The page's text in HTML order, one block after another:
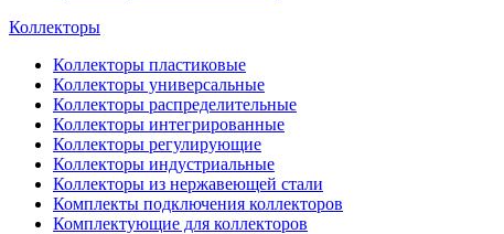
Коллекторы
Коллекторы пластиковые
Коллекторы универсальные
Коллекторы распределительные
Коллекторы интегрированные
Коллекторы регулирующие
Коллекторы индустриальные
Коллекторы из нержавеющей стали
Комплекты подключения коллекторов
Комплектующие для коллекторов